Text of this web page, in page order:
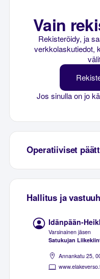
Vain
Rekisteröidy, ja
verkkolaskutiedot,
Jos sinulla on jo
Operatiiviset
Hallitus ja
Idänpään-
Varsinainen jäsen
Satukujan
Annankatu 25,